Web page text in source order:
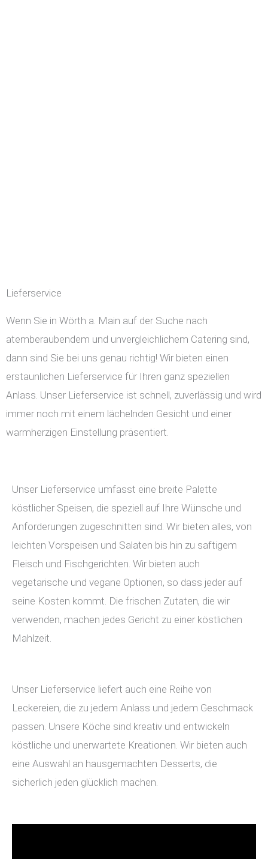
Lieferservice
Wenn Sie in Wörth a. Main auf der Suche nach
atemberaubendem und unvergleichlichem Catering sind,
dann sind Sie bei uns genau richtig! Wir bieten einen
erstaunlichen Lieferservice für Ihren ganz speziellen
Anlass. Unser Lieferservice ist schnell, zuverlässig und wird
immer noch mit einem lächelnden Gesicht und einer
warmherzigen Einstellung präsentiert.
Unser Lieferservice umfasst eine breite Palette
köstlicher Speisen, die speziell auf Ihre Wünsche und
Anforderungen zugeschnitten sind. Wir bieten alles, von
leichten Vorspeisen und Salaten bis hin zu saftigem
Fleisch und Fischgerichten. Wir bieten auch
vegetarische und vegane Optionen, so dass jeder auf
seine Kosten kommt. Die frischen Zutaten, die wir
verwenden, machen jedes Gericht zu einer köstlichen
Mahlzeit.
Unser Lieferservice liefert auch eine Reihe von
Leckereien, die zu jedem Anlass und jedem Geschmack
passen. Unsere Köche sind kreativ und entwickeln
köstliche und unerwartete Kreationen. Wir bieten auch
eine Auswahl an hausgemachten Desserts, die
sicherlich jeden glücklich machen.